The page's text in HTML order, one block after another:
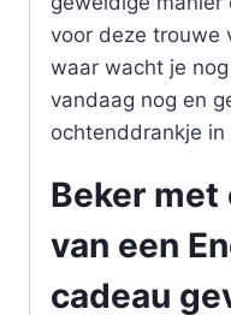
voor deze trouwe
waar wacht je
vandaag nog en
ochtenddrankje in
Beker
van een
cadeau